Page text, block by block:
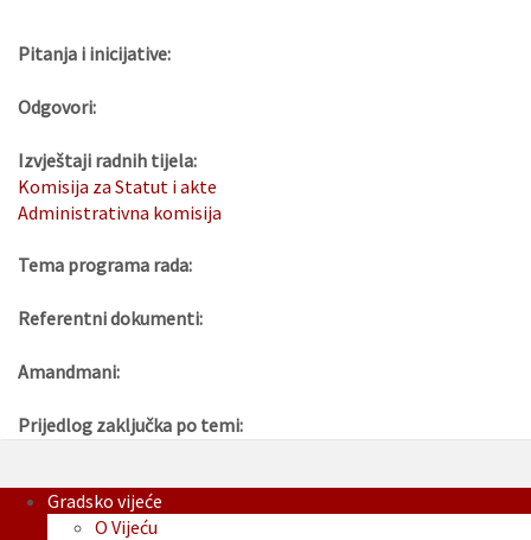
Pitanja i inicijative:
Odgovori:
Izvještaji radnih tijela:
Komisija za Statut i akte
Administrativna komisija
Tema programa rada:
Referentni dokumenti:
Amandmani:
Prijedlog zaključka po temi:
Gradsko vijeće
O Vijeću